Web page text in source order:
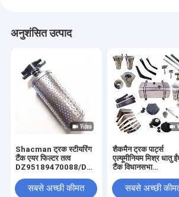
अनुशंसित उत्पाद
Shacman ट्रक स्टीयरिंग
टैंक एयर फिल्टर तत्व
DZ95189470088/DZ9X319470088
कारखाने के लिए
सबसे अच्छी कीमत
शैकमैन ट्रक पार्ट्स
एल्यूमीनियम मिश्र धातु
टैंक विधानसभा
के साथ 400L/600L
लिए Delong ट्रक
सबसे अच्छी